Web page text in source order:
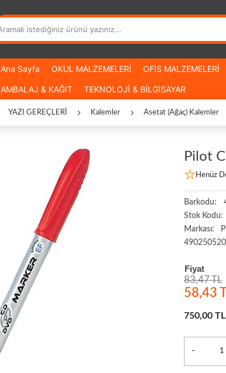
Ana Sayfa OKUL MALZEMELERİ OFİS MALZEMELERİ
AMBALAJ & KAĞIT TEKNOLOJİ & BİLGİSAYAR
YAZI GEREÇLERİ Kalemler Asetat (Ağaç) Kalemler
Pilot
Henüz
Barkodu:
Stok Kodu:
Markası:
Fiyat
83,47 TL
58,43
750,00
-